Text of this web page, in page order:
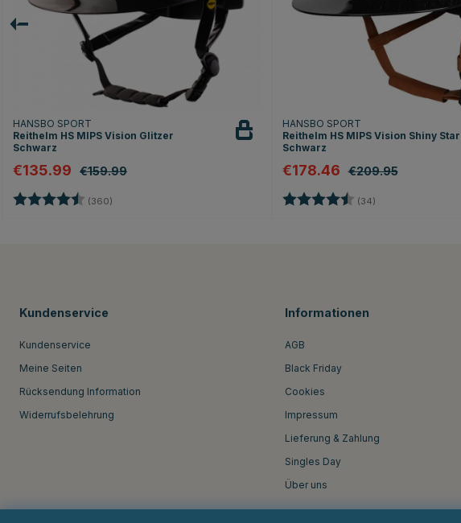
HANSBO SPORT
Reithelm HS MIPS Vision Glitzer
Schwarz
€135.99 €159.99
Bewertung: (360)
HANSBO SPORT
Reithelm HS MIPS Vision Shiny Star
Schwarz
€178.46 €209.95
Bewertung: (34)
Kundenservice
Kundenservice
Meine Seiten
Rücksendung Information
Widerrufsbelehrung
Informationen
AGB
Black Friday
Cookies
Impressum
Lieferung & Zahlung
Singles Day
Über uns